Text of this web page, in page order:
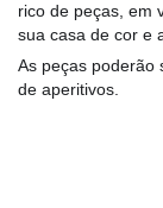
rico de peças, em
sua casa de cor e
As peças poderão
de aperitivos.